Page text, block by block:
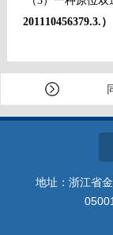
201110456379.3. ）
地址：浙江省